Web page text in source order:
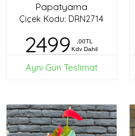
Papatyama
Çiçek Kodu: DRN2714
2499
,00TL
Kdv Dahil
Aynı Gün Teslimat